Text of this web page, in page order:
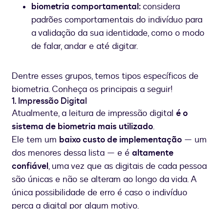
biometria comportamental:considera
padrões comportamentais do indivíduo para
a validação da sua identidade, como o modo
de falar, andar e até digitar.
Dentre esses grupos, temos tipos específicos de
biometria. Conheça os principais a seguir!
1. Impressão Digital
Atualmente, a leitura de impressão digital é o
sistema de biometria mais utilizado.
Ele tem um baixo custo de implementação — um
dos menores dessa lista — e é altamente
confiável, uma vez que as digitais de cada pessoa
são únicas e não se alteram ao longo da vida. A
única possibilidade de erro é caso o indivíduo
perca a digital por algum motivo.